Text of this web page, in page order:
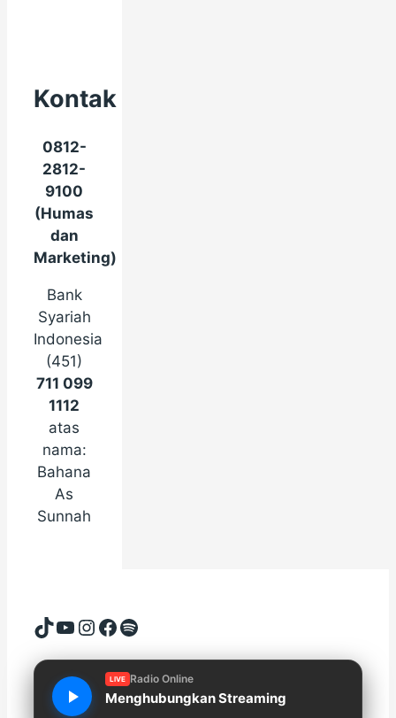
Kontak
0812-
2812-
9100
(Humas
dan
Marketing)
Bank
Syariah
Indonesia
(451)
711 099
1112
atas
nama:
Bahana
As
Sunnah
TikTok
YouTube
Instagram
Facebook
Spotify
LIVE Radio Online
Menghubungkan Streaming